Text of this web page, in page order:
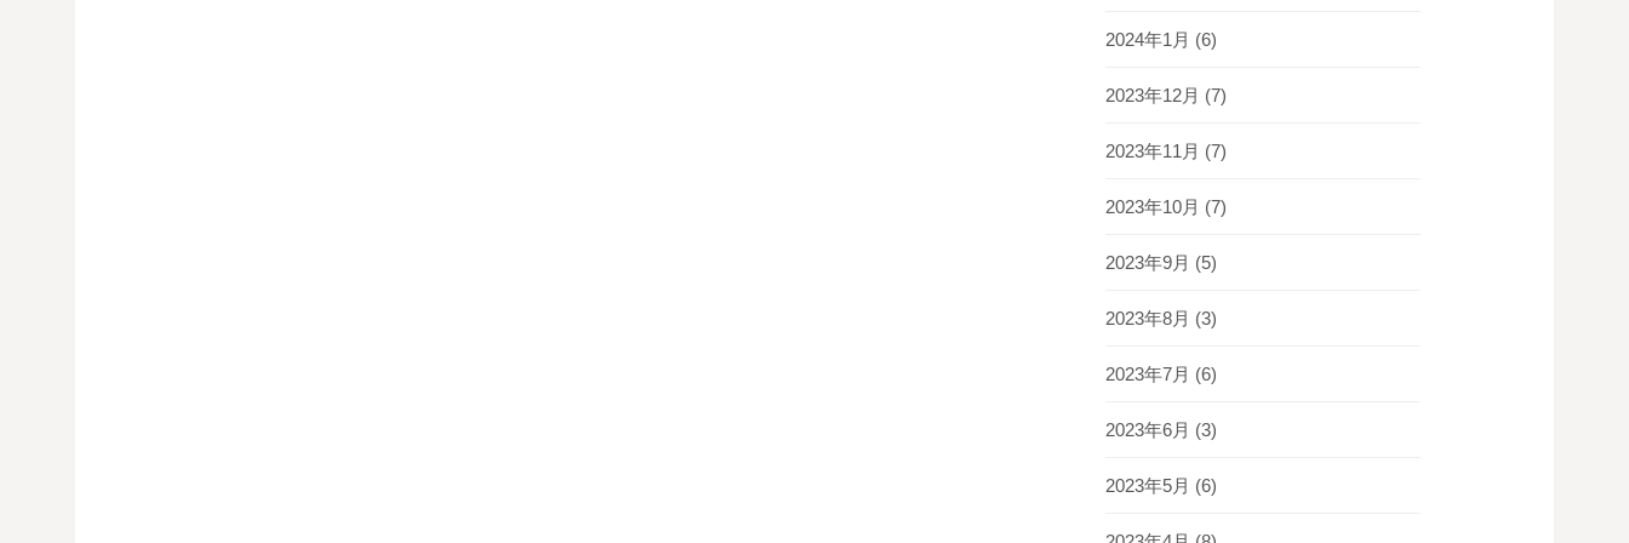
2024年1月 (6)
2023年12月 (7)
2023年11月 (7)
2023年10月 (7)
2023年9月 (5)
2023年8月 (3)
2023年7月 (6)
2023年6月 (3)
2023年5月 (6)